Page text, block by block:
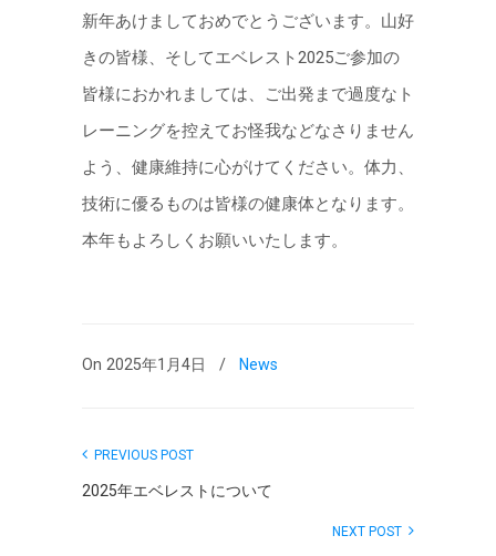
新年あけましておめでとうございます。山好
きの皆様、そしてエベレスト2025ご参加の
皆様におかれましては、ご出発まで過度なト
レーニングを控えてお怪我などなさりません
よう、健康維持に心がけてください。体力、
技術に優るものは皆様の健康体となります。
本年もよろしくお願いいたします。
On 2025年1月4日 / News
PREVIOUS POST
2025年エベレストについて
NEXT POST